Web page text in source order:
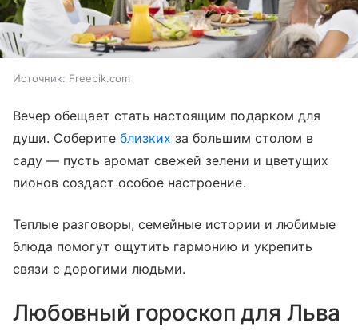
Источник: Freepik.com
Вечер обещает стать настоящим подарком для
души. Соберите близких за большим столом в
саду — пусть аромат свежей зелени и цветущих
пионов создаст особое настроение.
Теплые разговоры, семейные истории и любимые
блюда помогут ощутить гармонию и укрепить
связи с дорогими людьми.
Любовный гороскоп для Льва